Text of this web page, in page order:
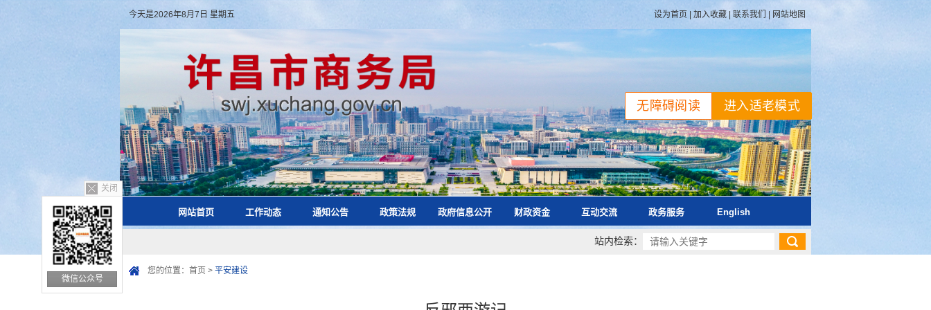
今天是2026年8月7日 星期五 设为首页 加入收藏 联系我们 网站地图
进入适老模式
无障碍阅读
网站首页 工作动态 通知公告 政策法规 政府信息公开 财政资金 互动交流 政务服务 English
站内检索：
关闭
微信公众号
您的位置： 首页 > 平安建设